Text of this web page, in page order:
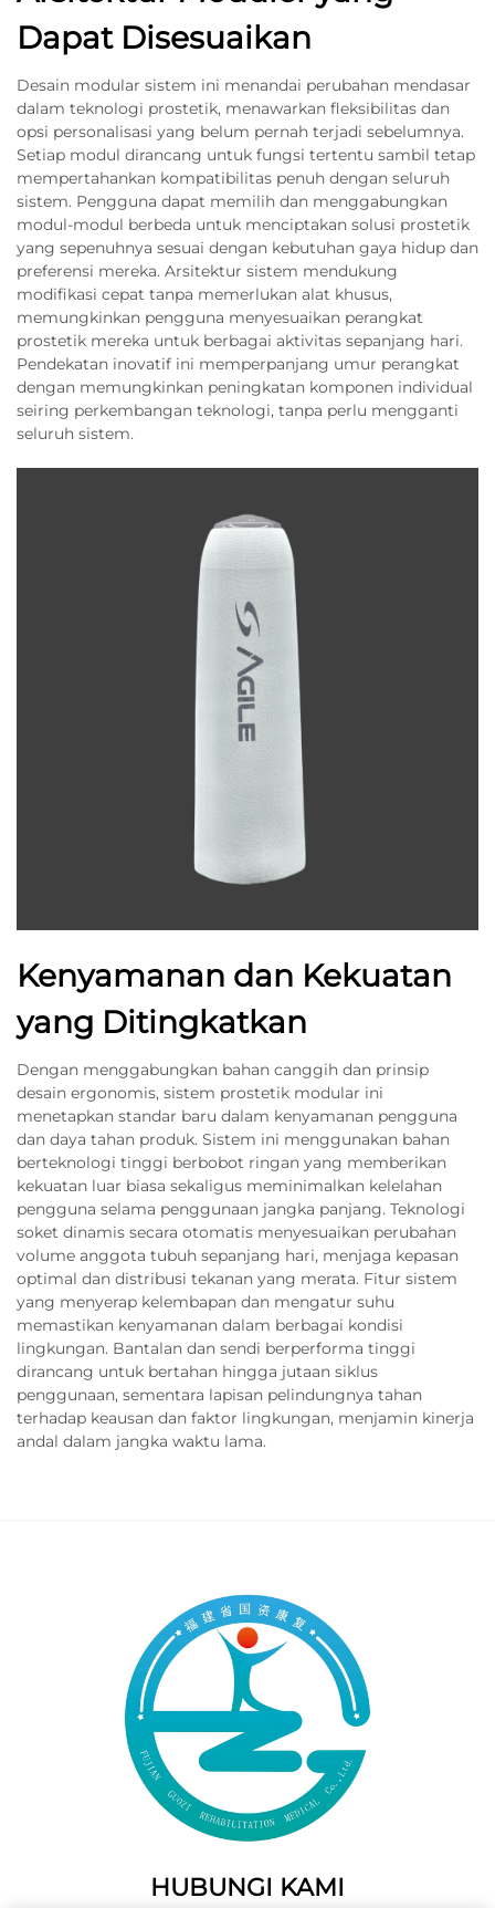
Dapat Disesuaikan
Desain modular sistem ini menandai perubahan mendasar
dalam teknologi prostetik, menawarkan fleksibilitas dan
opsi personalisasi yang belum pernah terjadi sebelumnya.
Setiap modul dirancang untuk fungsi tertentu sambil tetap
mempertahankan kompatibilitas penuh dengan seluruh
sistem. Pengguna dapat memilih dan menggabungkan
modul-modul berbeda untuk menciptakan solusi prostetik
yang sepenuhnya sesuai dengan kebutuhan gaya hidup dan
preferensi mereka. Arsitektur sistem mendukung
modifikasi cepat tanpa memerlukan alat khusus,
memungkinkan pengguna menyesuaikan perangkat
prostetik mereka untuk berbagai aktivitas sepanjang hari.
Pendekatan inovatif ini memperpanjang umur perangkat
dengan memungkinkan peningkatan komponen individual
seiring perkembangan teknologi, tanpa perlu mengganti
seluruh sistem.
Kenyamanan dan Kekuatan
yang Ditingkatkan
Dengan menggabungkan bahan canggih dan prinsip
desain ergonomis, sistem prostetik modular ini
menetapkan standar baru dalam kenyamanan pengguna
dan daya tahan produk. Sistem ini menggunakan bahan
berteknologi tinggi berbobot ringan yang memberikan
kekuatan luar biasa sekaligus meminimalkan kelelahan
pengguna selama penggunaan jangka panjang. Teknologi
soket dinamis secara otomatis menyesuaikan perubahan
volume anggota tubuh sepanjang hari, menjaga kepasan
optimal dan distribusi tekanan yang merata. Fitur sistem
yang menyerap kelembapan dan mengatur suhu
memastikan kenyamanan dalam berbagai kondisi
lingkungan. Bantalan dan sendi berperforma tinggi
dirancang untuk bertahan hingga jutaan siklus
penggunaan, sementara lapisan pelindungnya tahan
terhadap keausan dan faktor lingkungan, menjamin kinerja
andal dalam jangka waktu lama.
HUBUNGI KAMI